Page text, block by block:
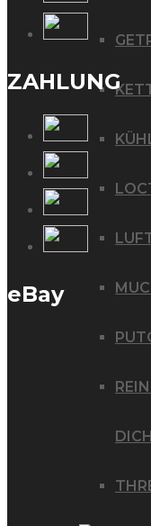
ZAHLUNG
eBay